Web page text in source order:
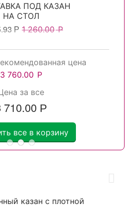
ПОД КАЗАН
НА СТОЛ
Р 1 260.00 Р
цена
3 760.00 Р
за все
710.00 Р
все в корзину
казан с плотной